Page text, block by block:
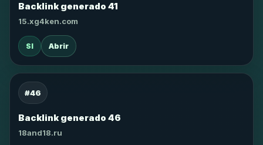
Backlink generado 41
15.xg4ken.com
SI Abrir
#46
Backlink generado 46
18and18.ru